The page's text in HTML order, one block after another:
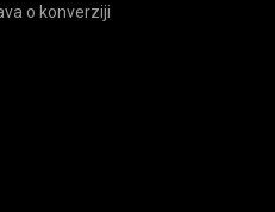
o konverziji